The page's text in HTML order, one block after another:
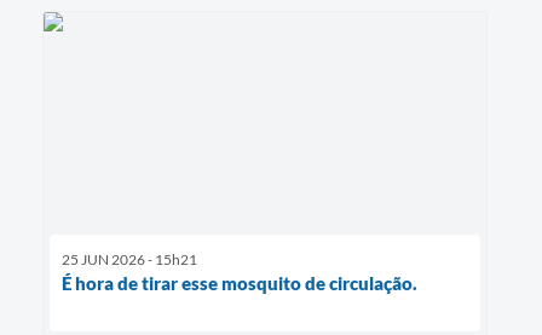
25 JUN 2026 - 15h21
É hora de tirar esse mosquito de circulação.